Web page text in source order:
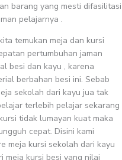
barang yang mesti difasilitasi
pelajarnya .
temukan meja dan kursi
pertumbuhan jaman
besi dan kayu , karena
berbahan besi ini. Sebab
sekolah dari kayu jua tak
terlebih pelajar sekarang
tidak lumayan kuat maka
cepat. Disini kami
meja kursi sekolah dari kayu
meja kursi besi yang nilai